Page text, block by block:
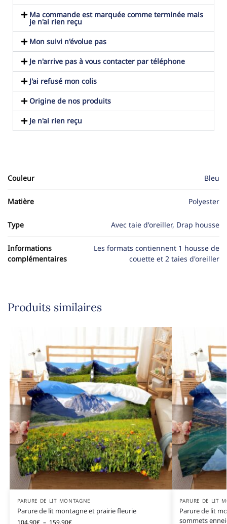
Ma commande est marquée comme terminée mais
je n'ai rien reçu
Mon suivi n'évolue pas
Je n'arrive pas à vous contacter par téléphone
J'ai refusé mon colis
Origine de nos produits
Je n'ai rien reçu
Couleur Bleu
Matière Polyester
Type Avec taie d'oreiller, Drap housse
Informations
complémentaires
Les formats contiennent 1 housse de
couette et 2 taies d'oreiller
Produits similaires
PARURE DE LIT MONTAGNE
Parure de lit montagne et prairie fleurie
104,90€ – 159,90€
PARURE DE LIT
Parure de lit
sommets